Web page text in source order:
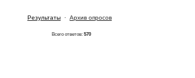
Результаты · Архив опросов
Всего ответов: 570